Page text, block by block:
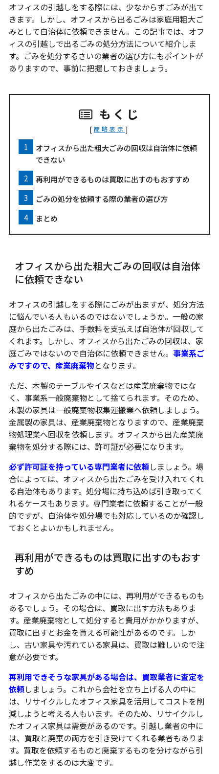
オフィスの引越しをする際には、少なからずごみが出て
きます。しかし、オフィスから出るごみは家庭用粗大ご
みとして自治体に依頼できません。この記事では、オフ
ィスの引越しで出るごみの処分方法について紹介しま
す。ごみを処分するさいの業者の選び方にもポイントが
ありますので、事前に把握しておきましょう。
もくじ
[ 簡略表示 ]
オフィスから出た粗大ごみの回収は自治体に依頼
できない
再利用ができるものは買取に出すのもおすすめ
ごみの処分を依頼する際の業者の選び方
まとめ
オフィスから出た粗大ごみの回収は自治体
に依頼できない
オフィスの引越しをする際にごみが出ますが、処分方法
に悩んでいる人もいるのではないでしょうか。一般の家
庭から出たごみは、手数料を支払えば自治体が回収して
くれます。しかし、オフィスから出たごみの回収は、家
庭ごみではないので自治体に依頼できません。 事業系ご
みですので、産業廃棄物となります。
ただ、木製のテーブルやイスなどは産業廃棄物ではな
く、事業系一般廃棄物として捨てられます。そのため、
木製の家具は一般廃棄物収集運搬業へ依頼しましょう。
金属製の家具は、産業廃棄物となりますので、産業廃棄
物処理業へ回収を依頼します。オフィスから出た産業廃
棄物を処分する際には、許可証が必要になります。
必ず許可証を持っている専門業者に依頼しましょう。場
合によっては、オフィスから出たごみを受け入れてくれ
る自治体もあります。処分場に持ち込めば引き取ってく
れるケースもあります。専門業者に依頼することが一般
的ですが、自治体や処分場でも対応しているのか確認し
ておくとよいかもしれません。
再利用ができるものは買取に出すのもおす
すめ
オフィスから出たごみの中には、再利用ができるものも
あるでしょう。その場合は、買取に出す方法もありま
す。産業廃棄物として処分すると費用がかかりますが、
買取に出すとお金を貰える可能性があるのです。しか
し、古い家具や汚れている家具は、買取は難しいので注
意が必要です。
再利用できそうな家具がある場合は、買取業者に査定を
依頼しましょう。これから会社を立ち上げる人の中に
は、リサイクルしたオフィス家具を活用してコストを削
減しようと考える人もいます。そのため、リサイクルし
たオフィス家具は需要があるのです。引越し業者の中に
は、買取と廃棄の両方を引き受けてくれる業者もありま
す。買取を依頼するものと廃棄するものを分けながら引
越し作業をするのは大変です。